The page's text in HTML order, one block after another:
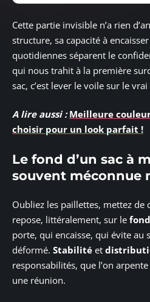
Cette partie invisible n’a rien
structure, sa capacité à
quotidiennes séparent le
qui nous trahit à la première
sac, c’est lever le voile sur le
A lire aussi : Meilleure
choisir pour un look parfait !
Le fond d’un sac à
souvent méconnue
Oubliez les paillettes, mettez
repose, littéralement, sur le
porte, qui encaisse, qui évite au
déformé. Stabilité et
responsabilités, que l’on
une réunion.